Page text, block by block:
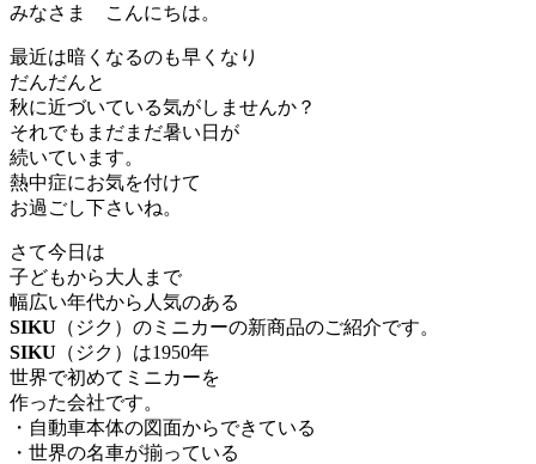
みなさま こんにちは。
最近は暗くなるのも早くなり
だんだんと
秋に近づいている気がしませんか？
それでもまだまだ暑い日が
続いています。
熱中症にお気を付けて
お過ごし下さいね。
さて今日は
子どもから大人まで
幅広い年代から人気のある
SIKU （ジク）のミニカーの新商品のご紹介です。
SIKU （ジク）は1950年
世界で初めてミニカーを
作った会社です。
・自動車本体の図面からできている
・世界の名車が揃っている